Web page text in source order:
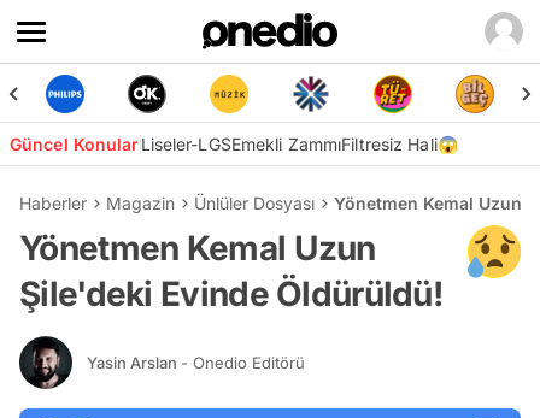
Güncel KonularLiseler-LGSEmekli ZammıFiltresiz Hali😱
Haberler Magazin Ünlüler Dosyası Yönetmen Kemal Uzun
Yönetmen Kemal Uzun
Şile'deki Evinde Öldürüldü!
Yasin Arslan - Onedio Editörü